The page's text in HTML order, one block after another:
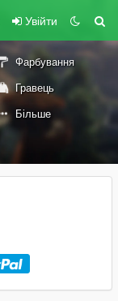
Увійти
Фарбування
Гравець
Більше